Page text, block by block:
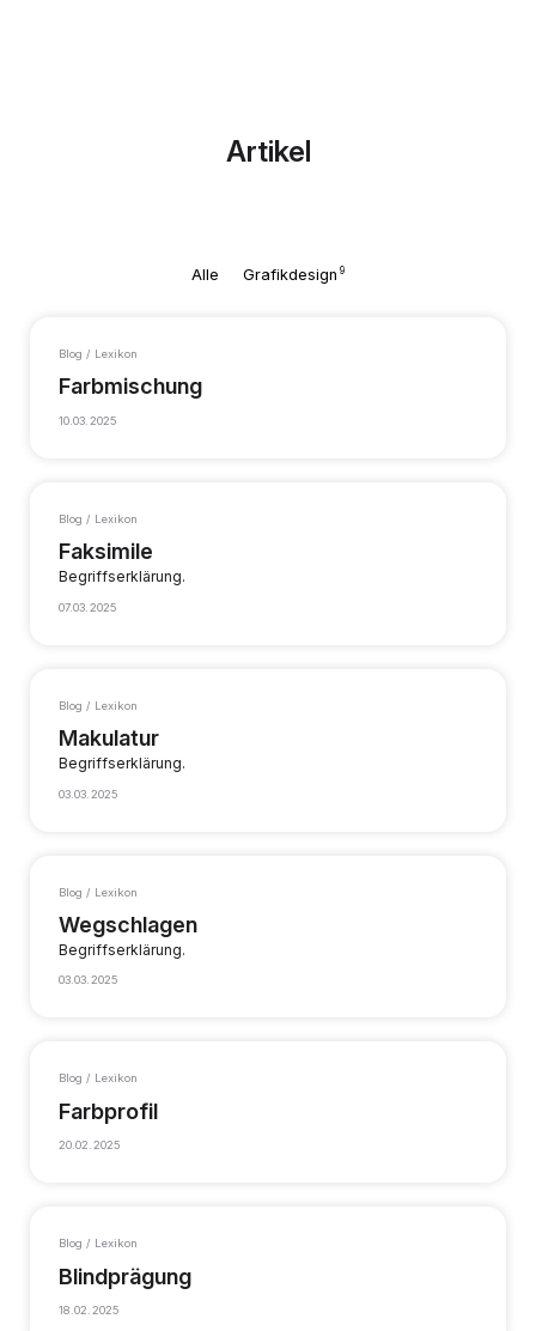
Artikel
Alle Grafikdesign 9
Blog / Lexikon
Farbmischung
10.03.2025
Blog / Lexikon
Faksimile
Begriffserklärung.
07.03.2025
Blog / Lexikon
Makulatur
Begriffserklärung.
03.03.2025
Blog / Lexikon
Wegschlagen
Begriffserklärung.
03.03.2025
Blog / Lexikon
Farbprofil
20.02.2025
Blog / Lexikon
Blindprägung
18.02.2025